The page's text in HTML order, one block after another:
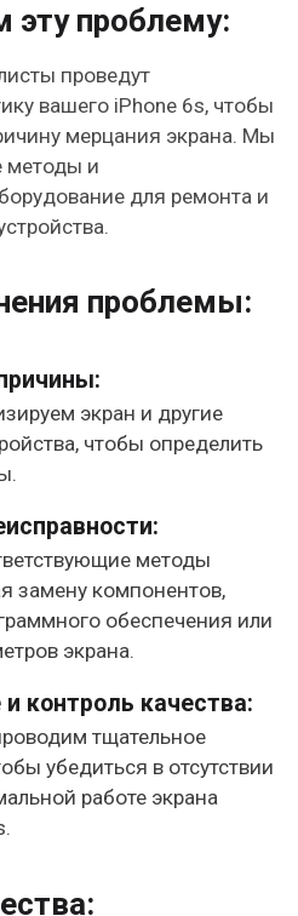
проблему:
проведут
вашего iPhone 6s, чтобы
мерцания экрана. Мы
методы и
для ремонта и
проблемы:
экран и другие
чтобы определить
методы
замену компонентов,
обеспечения или
экрана.
контроль качества:
тщательное
убедиться в отсутствии
работе экрана